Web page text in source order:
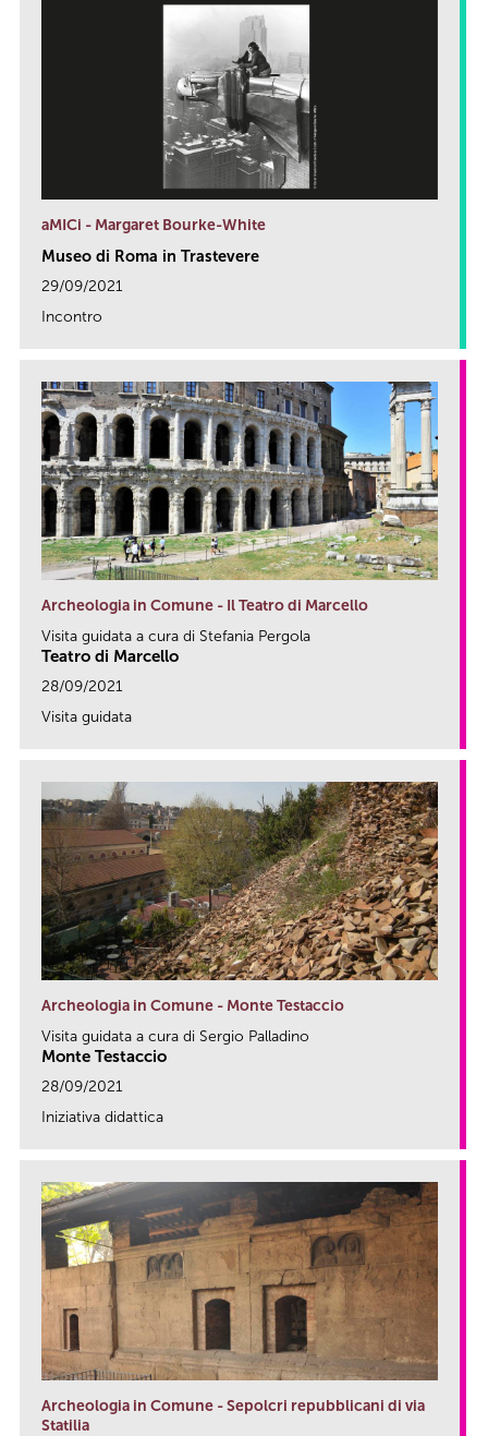
aMICi - Margaret Bourke-White
Museo di Roma in Trastevere
29/09/2021
Incontro
Archeologia in Comune - Il Teatro di Marcello
Visita guidata a cura di Stefania Pergola
Teatro di Marcello
28/09/2021
Visita guidata
Archeologia in Comune - Monte Testaccio
Visita guidata a cura di Sergio Palladino
Monte Testaccio
28/09/2021
Iniziativa didattica
Archeologia in Comune - Sepolcri repubblicani di via
Statilia